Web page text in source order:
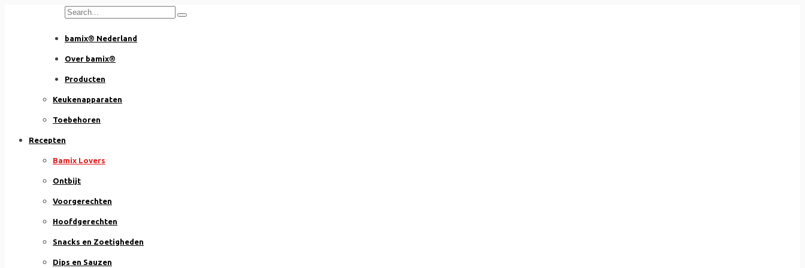
bamix® Nederland
Over bamix®
Producten
Keukenapparaten
Toebehoren
Recepten
Bamix Lovers
Ontbijt
Voorgerechten
Hoofdgerechten
Snacks en Zoetigheden
Dips en Sauzen